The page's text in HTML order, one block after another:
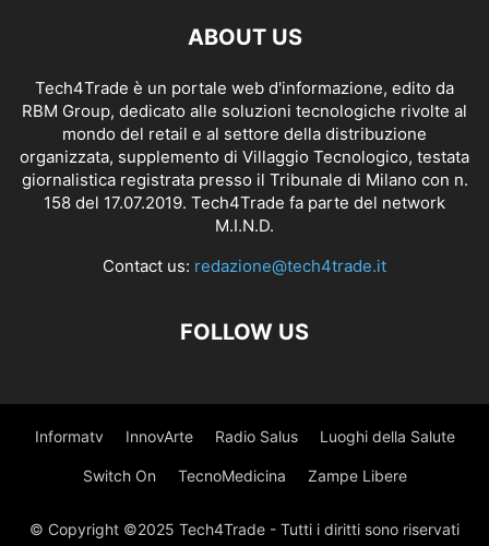
ABOUT US
Tech4Trade è un portale web d'informazione, edito da
RBM Group, dedicato alle soluzioni tecnologiche rivolte al
mondo del retail e al settore della distribuzione
organizzata, supplemento di Villaggio Tecnologico, testata
giornalistica registrata presso il Tribunale di Milano con n.
158 del 17.07.2019. Tech4Trade fa parte del network
M.I.N.D.
Contact us: redazione@tech4trade.it
FOLLOW US
Informatv InnovArte Radio Salus Luoghi della Salute
Switch On TecnoMedicina Zampe Libere
© Copyright ©2025 Tech4Trade - Tutti i diritti sono riservati